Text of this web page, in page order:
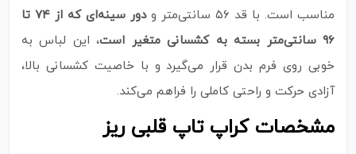
مناسب است. با قد ۵۶ سانتی‌متر و
دور سینه‌ای که از ۷۴ تا
۹۶ سانتی‌متر بسته به کشسانی متغیر است
، این لباس به
خوبی روی فرم بدن قرار می‌گیرد و با خاصیت کشسانی بالا،
آزادی حرکت و راحتی کاملی را فراهم می‌کند.
مشخصات کراپ تاپ قلبی ریز